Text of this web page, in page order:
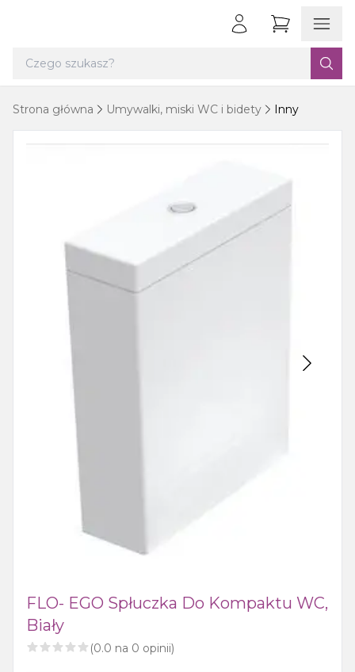
Strona główna Umywalki, miski WC i bidety Inny
FLO- EGO Spłuczka Do Kompaktu WC,
Biały
(0.0 na 0 opinii)